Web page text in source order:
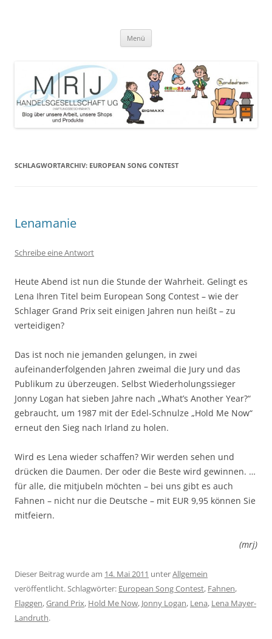
angebotene Produkte
Menü
SCHLAGWORTARCHIV: EUROPEAN SONG CONTEST
Lenamanie
Schreibe eine Antwort
Heute Abend ist nun die Stunde der Wahrheit. Gelingt es
Lena Ihren Titel beim European Song Contest – wie der
Schlager Grand Prix seit einigen Jahren nun heißt – zu
verteidigen?
Das ist noch nie jemanden gelungen, in zwei
aufeinanderfolgenden Jahren zweimal die Jury und das
Publikum zu überzeugen. Selbst Wiederholungssieger
Jonny Logan hat sieben Jahre nach „What’s Another Year?“
gebraucht, um 1987 mit der Edel-Schnulze „Hold Me Now“
erneut den Sieg nach Irland zu holen.
Wird es Lena wieder schaffen? Wir werden sehen und
drücken die Daumen. Der oder die Beste wird gewinnen. …
für alle, die mitjubeln möchten – bei uns gibt es auch
Fahnen – nicht nur die Deutsche – mit EUR 9,95 können Sie
mitfeiern.
(mrj)
Dieser Beitrag wurde am 14. Mai 2011 unterAllgemein
veröffentlicht. Schlagwörter: European Song Contest, Fahnen,
Flaggen,Grand Prix, Hold Me Now, Jonny Logan, Lena, Lena Mayer-
Landruth.